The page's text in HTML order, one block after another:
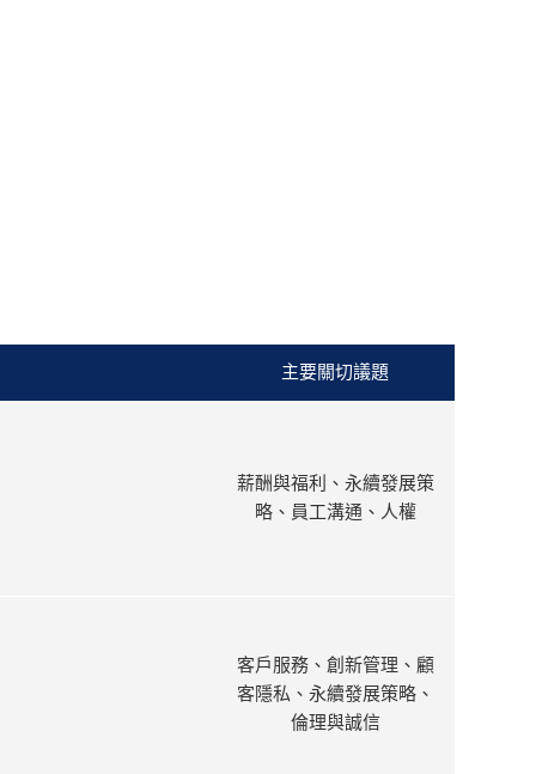
主要關切議題
薪酬與福利、永續發展策
略、員工溝通、人權
客戶服務、創新管理、顧
客隱私、永續發展策略、
倫理與誠信